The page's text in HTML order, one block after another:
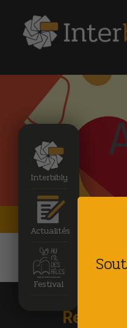
Interbibly
Actualités
Festival